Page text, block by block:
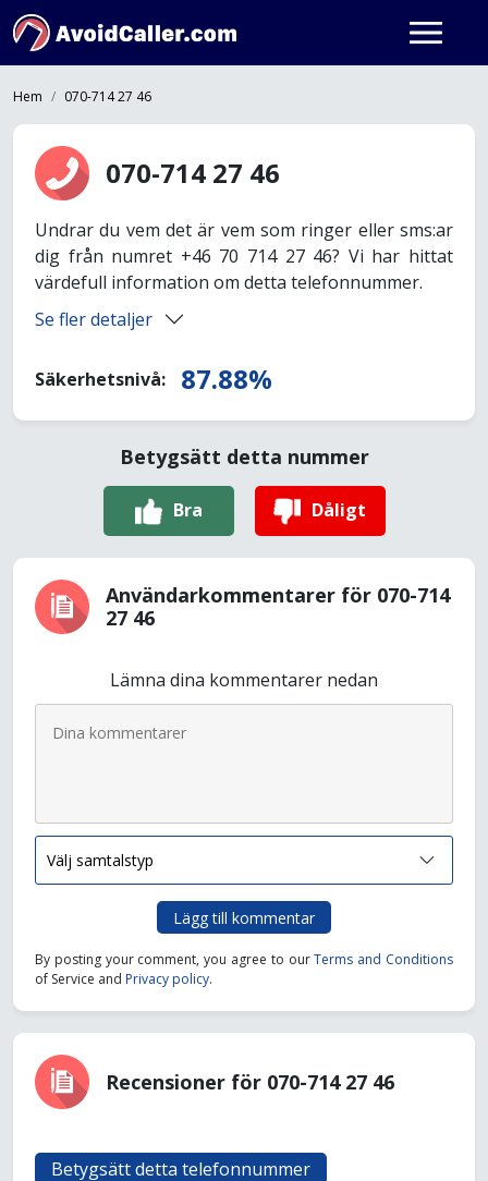
Hem 070-714 27 46
070-714 27 46
Undrar du vem det är vem som ringer eller sms:ar
dig från numret +46 70 714 27 46? Vi har hittat
värdefull information om detta telefonnummer.
Se fler detaljer
Säkerhetsnivå: 87.88%
Betygsätt detta nummer
Bra Dåligt
Användarkommentarer för 070-714
27 46
Lämna dina kommentarer nedan
Lägg till kommentar
By posting your comment, you agree to ourTerms and Conditions
of Service and Privacy policy.
Recensioner för 070-714 27 46
Betygsätt detta telefonnummer